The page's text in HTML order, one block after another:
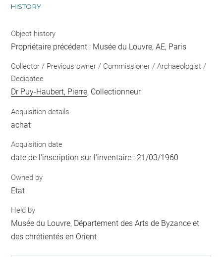
HISTORY
Object history
Propriétaire précédent : Musée du Louvre, AE, Paris
Collector / Previous owner / Commissioner / Archaeologist /
Dedicatee
Dr Puy-Haubert, Pierre, Collectionneur
Acquisition details
achat
Acquisition date
date de l'inscription sur l'inventaire : 21/03/1960
Owned by
Etat
Held by
Musée du Louvre, Département des Arts de Byzance et
des chrétientés en Orient